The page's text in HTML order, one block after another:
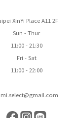
XinYi Place A11 2F
Sun - Thur
11:00 - 21:30
Fri - Sat
11:00 - 22:00